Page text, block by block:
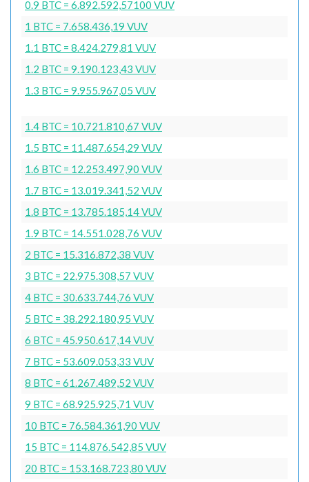
0.9 BTC = 6.892.592,57100 VUV
1 BTC = 7.658.436,19 VUV
1.1 BTC = 8.424.279,81 VUV
1.2 BTC = 9.190.123,43 VUV
1.3 BTC = 9.955.967,05 VUV
1.4 BTC = 10.721.810,67 VUV
1.5 BTC = 11.487.654,29 VUV
1.6 BTC = 12.253.497,90 VUV
1.7 BTC = 13.019.341,52 VUV
1.8 BTC = 13.785.185,14 VUV
1.9 BTC = 14.551.028,76 VUV
2 BTC = 15.316.872,38 VUV
3 BTC = 22.975.308,57 VUV
4 BTC = 30.633.744,76 VUV
5 BTC = 38.292.180,95 VUV
6 BTC = 45.950.617,14 VUV
7 BTC = 53.609.053,33 VUV
8 BTC = 61.267.489,52 VUV
9 BTC = 68.925.925,71 VUV
10 BTC = 76.584.361,90 VUV
15 BTC = 114.876.542,85 VUV
20 BTC = 153.168.723,80 VUV